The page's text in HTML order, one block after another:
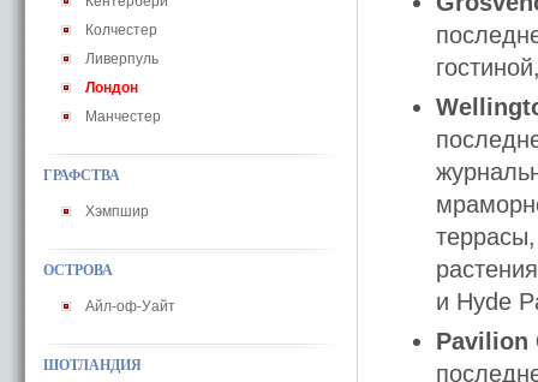
Колчестер
Ливерпуль
Лондон
Манчестер
ГРАФСТВА
Хэмпшир
ОСТРОВА
Айл-оф-Уайт
ШОТЛАНДИЯ
и Hyde
Pavilion